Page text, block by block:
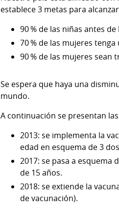
establece 3 metas para
90 % de las niñas antes
70 % de las mujeres
90 % de las mujeres sean
Se espera que haya una
mundo.
A continuación se presentan
2013: se implementa la
edad en esquema de 3
2017: se pasa a esquema
de 15 años.
2018: se extiende la
de vacunación).